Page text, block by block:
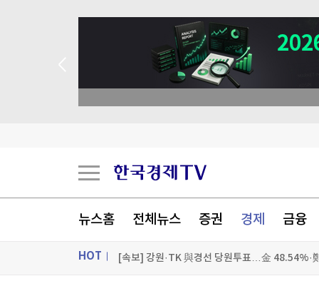
뉴스홈 전체뉴스 증권 경제 금융
HOT
젤렌스키 "북한군 3만∼5만 러 배치…韓과 협력
[속보] 강원·TK 與경선 당원투표…金